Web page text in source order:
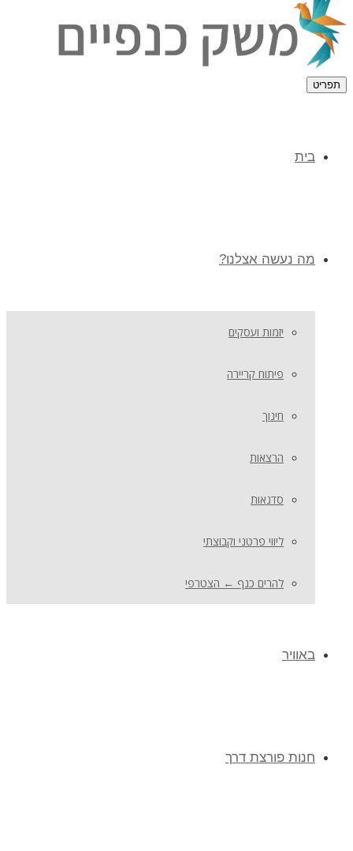
תפריט
בית
מה נעשה אצלנו?
יזמות ועסקים
פיתוח קריירה
חינוך
הרצאות
סדנאות
ליווי פרטני וקבוצתי
להרים כנף ← הצטרפי
באוויר
חנות פורצת דרך